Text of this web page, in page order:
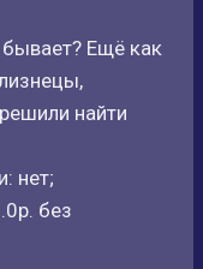
Ещё как
найти
нет;
без